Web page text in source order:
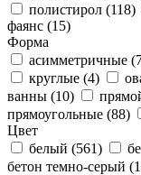
полистирол (118)
фаянс (15)
Форма
асимметричные (
круглые (4)
ванны (10)
прямоугольные (88)
Цвет
белый (561)
бетон темно-серый (